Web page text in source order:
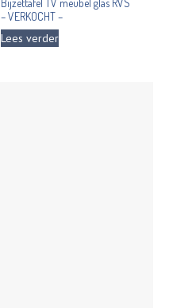
Bijzettafel TV meubel glas RVS
– VERKOCHT –
Lees verder